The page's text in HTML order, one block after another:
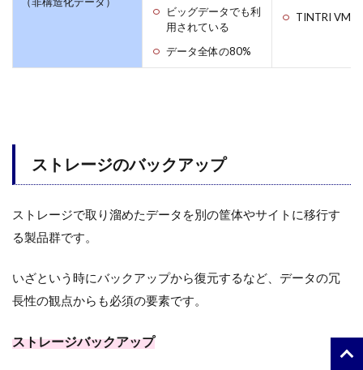
ビッグデータでも利
用されている
データ全体の80%
TINTRI
ストレージのバックアップ
ストレージで取り溜めたデータを別の筐体やサイトに移行す
る製品群です。
いざという時にバックアップから復元するなど、データの冗
長性の観点からも必須の要素です。
ストレージバックアップ